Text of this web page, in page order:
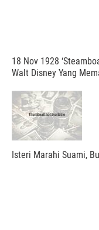
18 Nov 1928
Walt Disney Yang
Isteri Marahi Suami,